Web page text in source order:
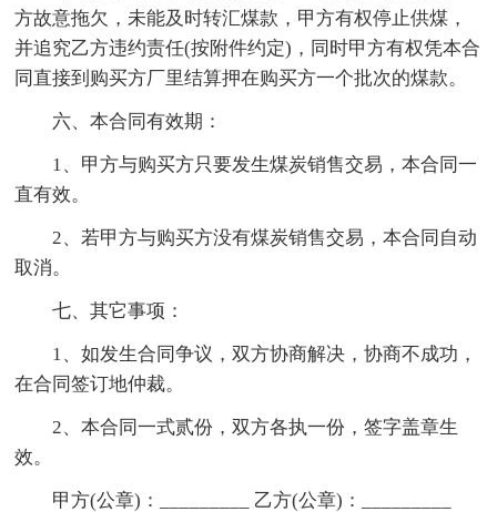
方故意拖欠，未能及时转汇煤款，甲方有权停止供煤，
并追究乙方违约责任(按附件约定)，同时甲方有权凭本合
同直接到购买方厂里结算押在购买方一个批次的煤款。
六、本合同有效期：
1、甲方与购买方只要发生煤炭销售交易，本合同一
直有效。
2、若甲方与购买方没有煤炭销售交易，本合同自动
取消。
七、其它事项：
1、如发生合同争议，双方协商解决，协商不成功，
在合同签订地仲裁。
2、本合同一式贰份，双方各执一份，签字盖章生
效。
甲方(公章)：_________ 乙方(公章)：_________